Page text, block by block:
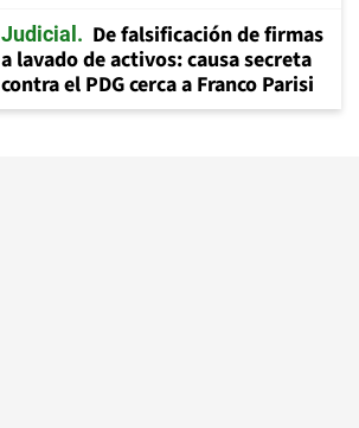
Judicial
De falsificación de firmas
a lavado de activos: causa secreta
contra el PDG cerca a Franco Parisi